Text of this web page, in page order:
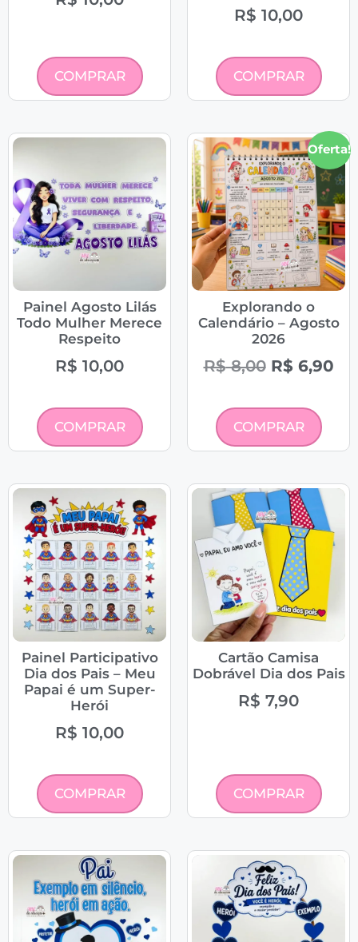
COMPRAR
R$ 10,00
COMPRAR
Painel Agosto Lilás
Todo Mulher Merece
Respeito
R$ 10,00
COMPRAR
Oferta!
Explorando o
Calendário – Agosto
2026
R$8,00 R$6,90
COMPRAR
Painel Participativo
Dia dos Pais – Meu
Papai é um Super-
Herói
R$ 10,00
COMPRAR
Cartão Camisa
Dobrável Dia dos Pais
R$ 7,90
COMPRAR